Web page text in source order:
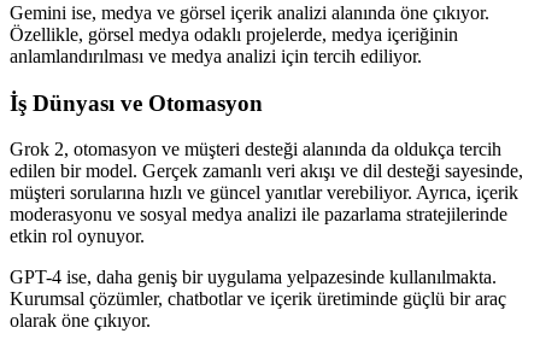
Gemini ise, medya ve görsel içerik analizi alanında öne çıkıyor.
Özellikle, görsel medya odaklı projelerde, medya içeriğinin
anlamlandırılması ve medya analizi için tercih ediliyor.
İş Dünyası ve Otomasyon
Grok 2, otomasyon ve müşteri desteği alanında da oldukça tercih
edilen bir model. Gerçek zamanlı veri akışı ve dil desteği sayesinde,
müşteri sorularına hızlı ve güncel yanıtlar verebiliyor. Ayrıca, içerik
moderasyonu ve sosyal medya analizi ile pazarlama stratejilerinde
etkin rol oynuyor.
GPT-4 ise, daha geniş bir uygulama yelpazesinde kullanılmakta.
Kurumsal çözümler, chatbotlar ve içerik üretiminde güçlü bir araç
olarak öne çıkıyor.